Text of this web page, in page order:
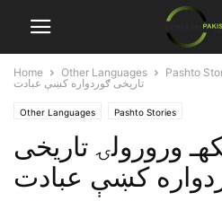
Home Other Languages Pashto
تاريخى ګوردواره کښې عبادت
Other Languages Pashto Stories
ورورولۍ تاريخى
کښې عبادت